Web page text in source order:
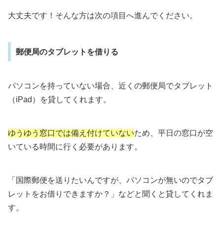
大丈夫です！そんな方は次の項目へ進んでください。
郵便局のタブレットを借りる
パソコンを持っていない場合、近くの郵便局でタブレット
（iPad）を貸してくれます。
ゆうゆう窓口では備え付けていないため、平日の窓口が空
いている時間に行く必要があります。
「国際郵便を送りたいんですが、パソコンが無いのでタブ
レットをお借りできますか？」などと聞くと貸してくれま
す。